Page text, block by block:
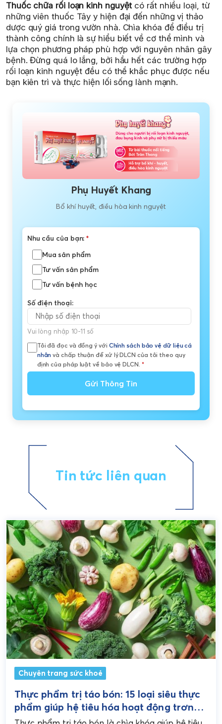
Thuốc chữa rối loạn kinh nguyệtcó rất nhiều loại, từ
những viên thuốc Tây y hiện đại đến những vị thảo
dược quý giá trong vườn nhà. Chìa khóa để điều trị
thành công chính là sự hiểu biết về cơ thể mình và
lựa chọn phương pháp phù hợp với nguyên nhân gây
bệnh. Đừng quá lo lắng, bởi hầu hết các trường hợp
rối loạn kinh nguyệt đều có thể khắc phục được nếu
bạn kiên trì và thực hiện lối sống lành mạnh.
Phụ Huyết Khang
Bổ khí huyết, điều hòa kinh nguyệt
Nhu cầu của bạn:*
Mua sản phẩm
Tư vấn sản phẩm
Tư vấn bệnh học
Số điện thoại:
Vui lòng nhập 10-11 số
Tôi đã đọc và đồng ý với Chính sách bảo vệ dữ liệu cá
nhân và chấp thuận để xử lý DLCN của tôi theo quy
định của pháp luật về bảo vệ DLCN. *
Gửi Thông Tin
Tin tức liên quan
Chuyên trang sức khoẻ
Thực phẩm trị táo bón: 15 loại siêu thực
phẩm giúp hệ tiêu hóa hoạt động trơn
tru